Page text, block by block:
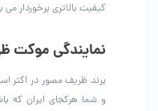
کیفیت بالاتری برخوردار می
نمایندگی موکت
برند ظریف مصور در اکثر
و شما هرکجای ایران که